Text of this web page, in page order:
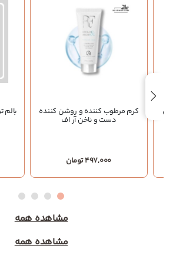
کرم مرطوب کننده و روشن کننده
دست و ناخن آر اف
497,000 تومان
مشاهده همه
مشاهده همه